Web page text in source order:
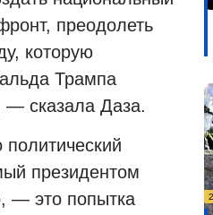
преодолеть
которую
Трампа
— сказала Даза.
президентом
— это попытка